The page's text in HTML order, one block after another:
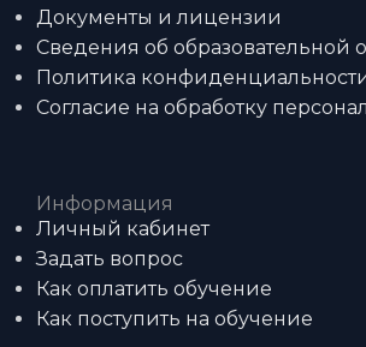
Документы и лицензии
Сведения об образовательной
Политика
Согласие на обработку
Информация
Личный кабинет
Задать вопрос
Как оплатить обучение
Как поступить на обучение